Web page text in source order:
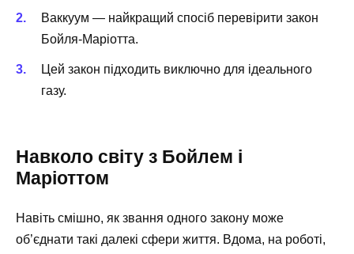
Ваккуум — найкращий спосіб перевірити закон
Бойля-Маріотта.
Цей закон підходить виключно для ідеального
газу.
Навколо світу з Бойлем і
Маріоттом
Навіть смішно, як звання одного закону може
об’єднати такі далекі сфери життя. Вдома, на роботі,